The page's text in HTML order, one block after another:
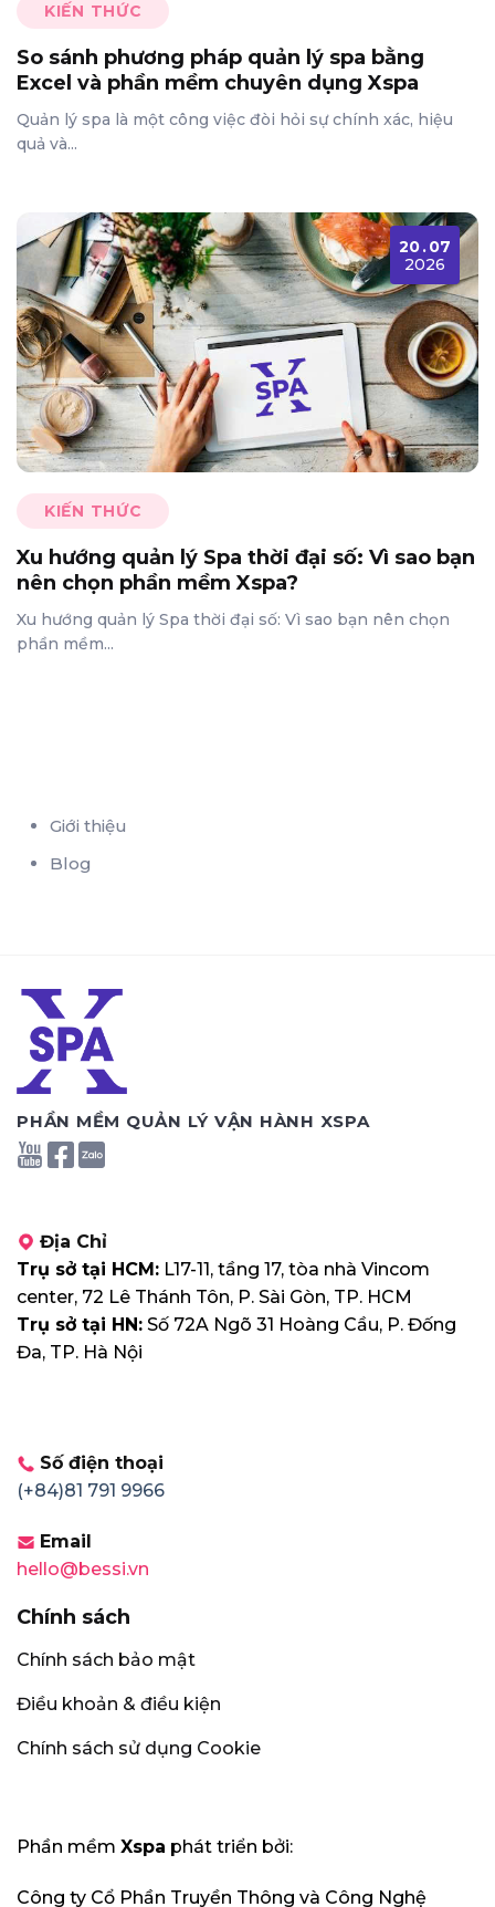
KIẾN THỨC
So sánh phương pháp quản lý spa bằng
Excel và phần mềm chuyên dụng Xspa
Quản lý spa là một công việc đòi hỏi sự chính xác, hiệu
quả và...
KIẾN THỨC
Xu hướng quản lý Spa thời đại số: Vì sao bạn
nên chọn phần mềm Xspa?
Xu hướng quản lý Spa thời đại số: Vì sao bạn nên chọn
phần mềm...
20.07
2026
Giới thiệu
Blog
PHẦN MỀM QUẢN LÝ VẬN HÀNH XSPA
Địa Chỉ
Trụ sở tại HCM: L17-11, tầng 17, tòa nhà Vincom
center, 72 Lê Thánh Tôn, P. Sài Gòn, TP. HCM
Trụ sở tại HN: Số 72A Ngõ 31 Hoàng Cầu, P. Đống
Đa, TP. Hà Nội
Số điện thoại
(+84)81 791 9966
Email
hello@bessi.vn
Chính sách
Chính sách bảo mật
Điều khoản & điều kiện
Chính sách sử dụng Cookie
Phần mềm Xspa phát triển bởi:
Công ty Cổ Phần Truyền Thông và Công Nghệ